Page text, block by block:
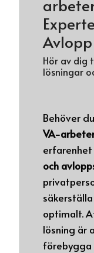
Avlopp
Hör av dig
lösningar
Behöver
VA-
och
optimalt.
lösning är
förebygga